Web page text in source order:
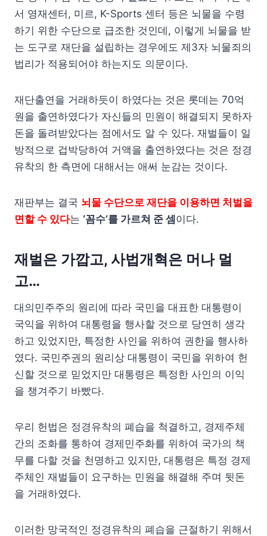
서 영재센터, 미르, K-Sports 센터 등은 뇌물을 수령
하기 위한 수단으로 급조한 것인데, 이렇게 뇌물을 받
는 도구로 재단을 설립하는 경우에도 제3자 뇌물죄의
법리가 적용되어야 하는지도 의문이다.
재단출연을 거래하듯이 하였다는 것은 롯데는 70억
원을 출연하였다가 자신들의 민원이 해결되지 못하자
돈을 돌려받았다는 점에서도 알 수 있다. 재벌들이 일
방적으로 겁박당하여 거액을 출연하였다는 것은 정경
유착의 한 측면에 대해서는 애써 눈감는 것이다.
재판부는 결국 뇌물 수단으로 재단을 이용하면 처벌을
면할 수 있다는 ‘꼼수’를 가르쳐 준 셈이다.
재벌은 가깝고, 사법개혁은 머나 멀
고…
대의민주주의 원리에 따라 국민을 대표한 대통령이
국익을 위하여 대통령을 행사할 것으로 당연히 생각
하고 있었지만, 특정한 사인을 위하여 권한을 행사하
였다. 국민주권의 원리상 대통령이 국민을 위하여 헌
신할 것으로 믿었지만 대통령은 특정한 사인의 이익
을 챙겨주기 바빴다.
우리 헌법은 정경유착의 폐습을 척결하고, 경제주체
간의 조화를 통하여 경제민주화를 위하여 국가의 책
무를 다할 것을 천명하고 있지만, 대통령은 특정 경제
주체인 재벌들이 요구하는 민원을 해결해 주며 뒷돈
을 거래하였다.
이러한 망국적인 정경유착의 폐습을 근절하기 위해서